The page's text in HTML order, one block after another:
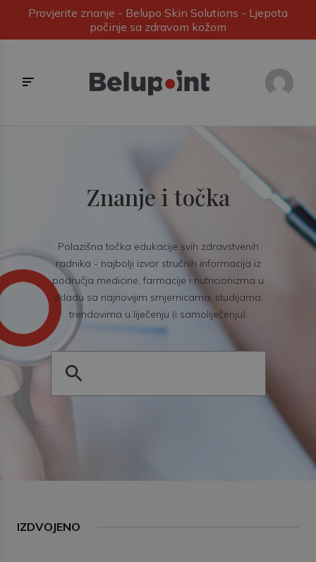
Provjerite znanje - Belupo Skin Solutions - Ljepota
počinje sa zdravom kožom
Znanje i točka
Polazišna točka edukacije svih zdravstvenih
radnika - najbolji izvor stručnih informacija iz
područja medicine, farmacije i nutricionizma u
skladu sa najnovijim smjernicama, studijama,
trendovima u liječenju (i samoliječenju).
IZDVOJENO